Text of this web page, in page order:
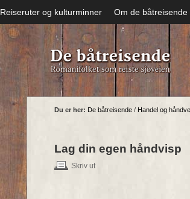
Reiseruter og kulturminner Om de båtreisende
Du er her: De båtreisende/ Handel og
Lag din egen håndvisp
Skriv ut